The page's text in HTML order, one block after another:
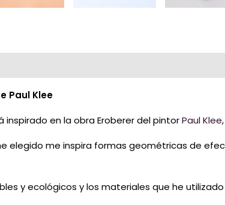
Paul Klee
inspirado en la obra Eroberer del pintorPaul Klee
elegido me inspira formas geométricas de
y ecológicos y los materiales que he